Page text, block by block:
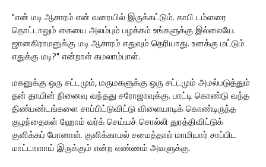
"என் மடி ஆசாரம் என் வரையில் இருக்கட்டும். காபி டம்ளரை
தொட்டாலும் கையை அலம்பும் பழக்கம் உங்களுக்கு இல்லையே.
ஜானகிராமனுக்கு மடி ஆசாரம் எதுவும் தெரியாது. உனக்கு மட்டும்
எதுக்கு மடி?" என்றாள் கமலாம்பாள்.
மகனுக்கு ஒரு சட்டமும், மருமகளுக்கு ஒரு சட்டமும் அமல்படுத்தும்
தன் தாயின் நினைவு வந்தது சரோஜாவுக்கு. பாட்டி கொண்டு வந்த
திண்பண்டங்களை சாப்பிட்டுவிட்டு விளையாடிக் கொண்டிருந்த
குழந்தைகள் ஹோம் வர்க் செய்யச் சொல்லி துரத்திவிட்டுக்
குளிக்கப் போனாள். குளிக்காமல் சமைத்தால் மாமியார் சாப்பிட
மாட்டாளாய் இருக்கும் என்ற எண்ணம் அவளுக்கு.